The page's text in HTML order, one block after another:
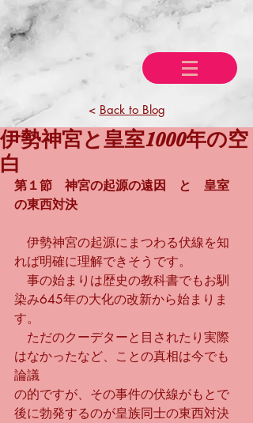
< Back to Blog
伊勢神宮と皇室1000年の空
白
第１節　神宮の起源の遠因　と　皇室
の東西対決
伊勢神宮の起源にまつわる伏線を知
れば明確に理解できそうです。
事の始まりは歴史の教科書でもお馴
染み645年の大化の改新から始まりま
す。
ただのクーデターと目されたり実際
はなかったなど、ことの真相は今でも
論議
の的ですが、その事件の伏線がもとで
後に勃発するのが皇族同士の東西対決